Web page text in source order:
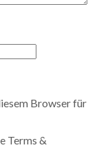
Browser für
Terms &